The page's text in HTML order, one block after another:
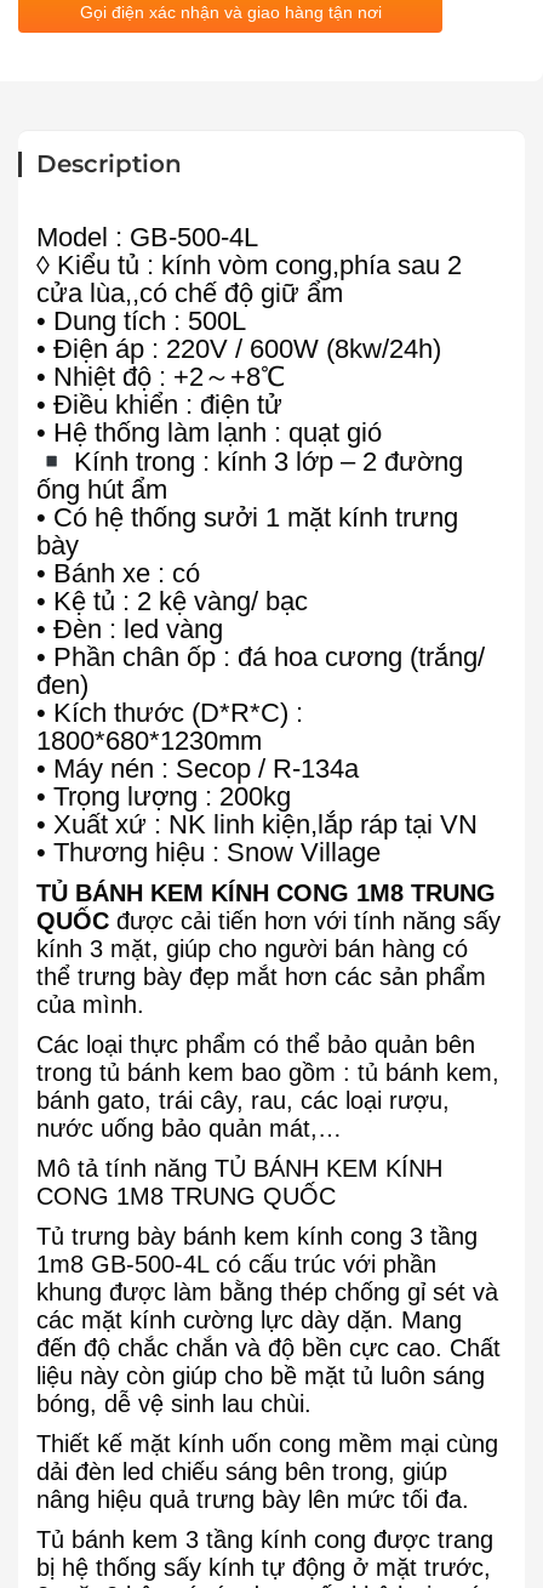
Gọi điện xác nhận và giao hàng tận nơi
Description
Model : GB-500-4L
◊ Kiểu tủ : kính vòm cong,phía sau 2
cửa lùa,,có chế độ giữ ẩm
• Dung tích : 500L
• Điện áp : 220V / 600W (8kw/24h)
• Nhiệt độ : +2～+8℃
• Điều khiển : điện tử
• Hệ thống làm lạnh : quạt gió
Kính trong : kính 3 lớp – 2 đường
ống hút ẩm
• Có hệ thống sưởi 1 mặt kính trưng
bày
• Bánh xe : có
• Kệ tủ : 2 kệ vàng/ bạc
• Đèn : led vàng
• Phần chân ốp : đá hoa cương (trắng/
đen)
• Kích thước (D*R*C) :
1800*680*1230mm
• Máy nén : Secop / R-134a
• Trọng lượng : 200kg
• Xuất xứ : NK linh kiện,lắp ráp tại VN
• Thương hiệu : Snow Village
TỦ BÁNH KEM KÍNH CONG 1M8 TRUNG
QUỐC được cải tiến hơn với tính năng sấy
kính 3 mặt, giúp cho người bán hàng có
thể trưng bày đẹp mắt hơn các sản phẩm
của mình.
Các loại thực phẩm có thể bảo quản bên
trong tủ bánh kem bao gồm : tủ bánh kem,
bánh gato, trái cây, rau, các loại rượu,
nước uống bảo quản mát,…
Mô tả tính năng TỦ BÁNH KEM KÍNH
CONG 1M8 TRUNG QUỐC
Tủ trưng bày bánh kem kính cong 3 tầng
1m8 GB-500-4L có cấu trúc với phần
khung được làm bằng thép chống gỉ sét và
các mặt kính cường lực dày dặn. Mang
đến độ chắc chắn và độ bền cực cao. Chất
liệu này còn giúp cho bề mặt tủ luôn sáng
bóng, dễ vệ sinh lau chùi.
Thiết kế mặt kính uốn cong mềm mại cùng
dải đèn led chiếu sáng bên trong, giúp
nâng hiệu quả trưng bày lên mức tối đa.
Tủ bánh kem 3 tầng kính cong được trang
bị hệ thống sấy kính tự động ở mặt trước,